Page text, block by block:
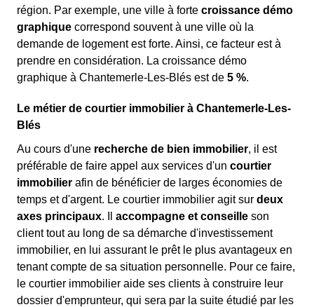
région. Par exemple, une ville à forte croissance démo
graphique correspond souvent à une ville où la
demande de logement est forte. Ainsi, ce facteur est à
prendre en considération. La croissance démo
graphique à Chantemerle-Les-Blés est de 5 %.
Le métier de courtier immobilier à Chantemerle-Les-
Blés
Au cours d'une recherche de bien immobilier, il est
préférable de faire appel aux services d'un courtier
immobilier afin de bénéficier de larges économies de
temps et d'argent. Le courtier immobilier agit sur deux
axes principaux. Il accompagne et conseille son
client tout au long de sa démarche d'investissement
immobilier, en lui assurant le prêt le plus avantageux en
tenant compte de sa situation personnelle. Pour ce faire,
le courtier immobilier aide ses clients à construire leur
dossier d'emprunteur, qui sera par la suite étudié par les